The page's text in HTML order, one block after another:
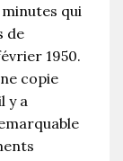
minutes qui
de
1950.
copie
y a